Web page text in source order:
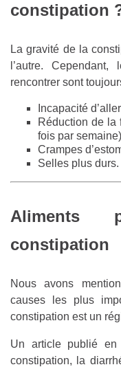
constipation
La gravité de la
l’autre.
rencontrer sont
Incapacité
Réduction de la
fois par semaine)
Crampes
Selles plus durs.
Aliments
constipation
Nous avons
causes les plus
constipation est un
Un article publié
constipation, la